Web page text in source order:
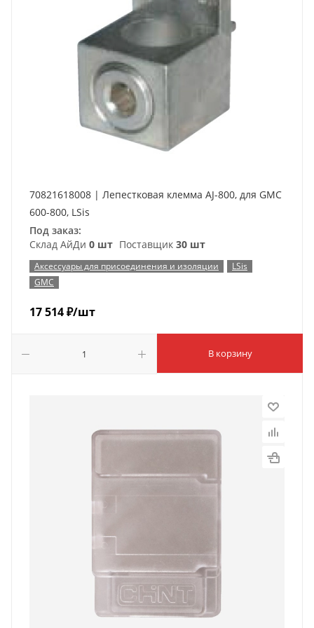
70821618008 | Лепестковая клемма AJ-800, для GMC
600-800, LSis
Под заказ:
Склад АйДи 0 шт Поставщик 30 шт
Аксессуары для присоединения и изоляции
LSis
GMC
17 514₽/шт
В корзину